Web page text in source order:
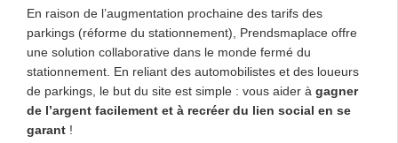
En raison de l’augmentation prochaine des tarifs des
parkings (réforme du stationnement), Prendsmaplace offre
une solution collaborative dans le monde fermé du
stationnement. En reliant des automobilistes et des loueurs
de parkings, le but du site est simple : vous aider à gagner
de l’argent facilement et à recréer du lien social en se
garant !